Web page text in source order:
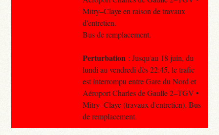
Mitry–Claye en raison de travaux
d'entretien.
Bus de remplacement.
Perturbation : Jusqu'au 18 juin, du
lundi au vendredi dès 22:45, le trafic
est interrompu entre Gare du Nord et
Aéroport Charles de Gaulle 2–TGV •
Mitry–Claye (travaux d'entretien). Bus
de remplacement.